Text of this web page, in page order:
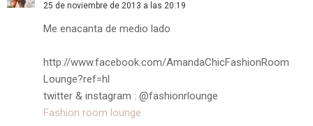
25 de noviembre de 2013 a las 20:19
Me enacanta de medio lado
http://www.facebook.com/AmandaChicFashionRoom
Lounge?ref=hl
twitter & instagram : @fashionrlounge
Fashion room lounge